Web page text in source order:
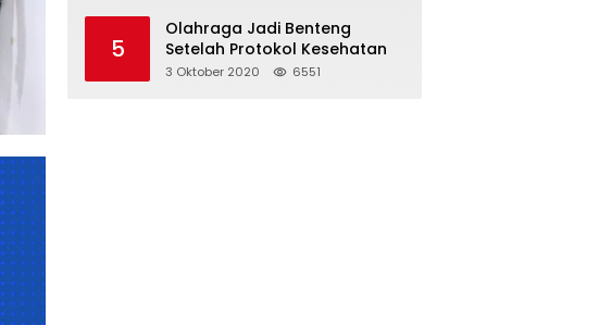
5
Olahraga Jadi Benteng
Setelah Protokol Kesehatan
3 Oktober 2020 6551